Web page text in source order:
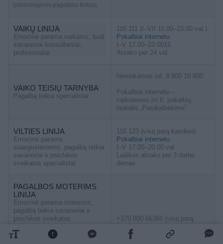
psichologinės pagalbos tinklas
VAIKŲ LINIJA
Emocinė parama vaikams, budi
savanoriai konsultantai,
profesionalai
116 111 (I–VII 11.00–23.00 val.)
Pokalbiai internetu
I–V 17.00–23.0015
Atsako per 24 val.
VAIKO TEISIŲ TARNYBA
Pagalbą teikia specialistai
Nemokamas tel. 8 800 10 800
Pokalbiai internetu –
vaikoteises.lrv.lt, pokalbių
laukelis „Pasikalbėkime“
VILTIES LINIJA
Emocinė parama
suaugusiesiems, pagalbą teikia
savanoriai ir psichikos
sveikatos specialistai
116 123 (visą parą kasdien)
Pokalbiai internetu
I–V 17.00–20.00 val.
Laiškus atsako per 3 darbo
dienas
PAGALBOS MOTERIMS
LINIJA
Emocinė parama moterims,
pagalbą teikia savanoriai ir
psichikos sveikatos
profesionalai
+370 800 66366 (visą parą
kasdien)
Rašyti svetainėje